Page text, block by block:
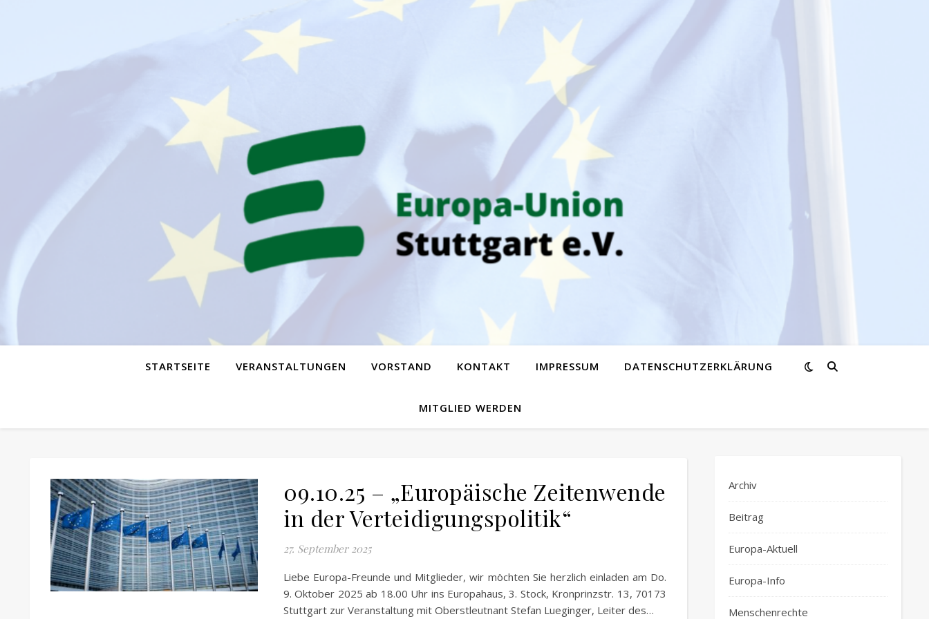
STARTSEITE VERANSTALTUNGEN VORSTAND KONTAKT IMPRESSUM DATENSCHUTZERKLÄRUNG
MITGLIED WERDEN
09.10.25 – „Europäische Zeitenwende
in der Verteidigungspolitik“
27. September 2025
Liebe Europa-Freunde und Mitglieder, wir möchten Sie herzlich einladen am Do.
9. Oktober 2025 ab 18.00 Uhr ins Europahaus, 3. Stock, Kronprinzstr. 13, 70173
Stuttgart zur Veranstaltung mit Oberstleutnant Stefan Lueginger, Leiter des…
Archiv
Beitrag
Europa-Aktuell
Europa-Info
Menschenrechte